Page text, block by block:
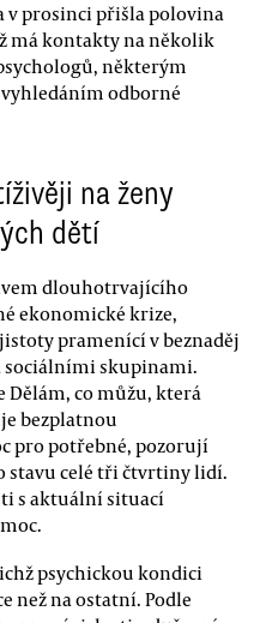
v prosinci přišla polovina
má kontakty na několik
některým
odborné
na ženy
dětí
dlouhotrvajícího
ekonomické krize,
pramenící v beznaděj
sociálními skupinami.
Dělám, co můžu, která
bezplatnou
pro potřebné, pozorují
stavu celé tři čtvrtiny lidí.
s aktuální situací
psychickou kondici
než na ostatní. Podle